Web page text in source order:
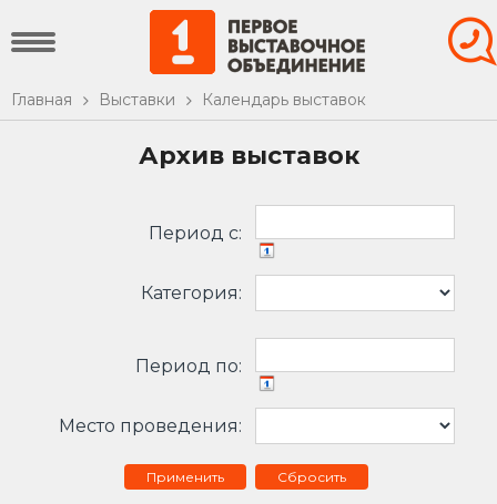
Главная Выставки Календарь выставок
Архив выставок
Период c:
Категория:
Период по:
Место проведения:
Сбросить